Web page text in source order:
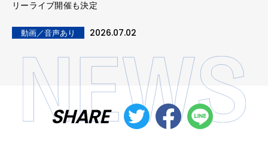
リーライブ開催も決定
動画／音声あり 2026.07.02
SHARE